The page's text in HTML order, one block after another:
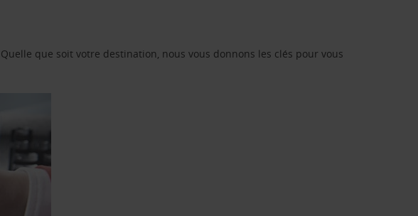
que soit votre destination, nous vous donnons les clés pour vous